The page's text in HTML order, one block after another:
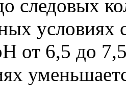
следовых
от 6,5 до